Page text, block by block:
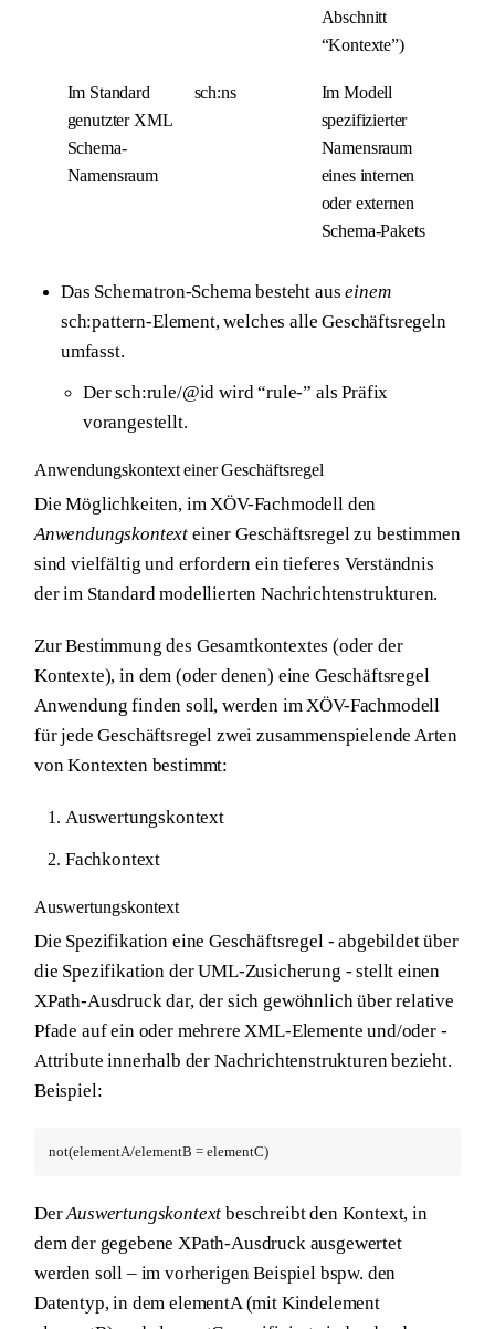
Abschnitt
“Kontexte”)
Im Standard
genutzter XML
Schema-
Namensraum
sch:ns
Im Modell
spezifizierter
Namensraum
eines internen
oder externen
Schema-Pakets
Das Schematron-Schema besteht auseinem
sch:pattern-Element, welches alle Geschäftsregeln
umfasst.
Der sch:rule/@id wird “rule-” als Präfix
vorangestellt.
Anwendungskontext einer Geschäftsregel
Die Möglichkeiten, im XÖV-Fachmodell den
Anwendungskontext einer Geschäftsregel zu bestimmen
sind vielfältig und erfordern ein tieferes Verständnis
der im Standard modellierten Nachrichtenstrukturen.
Zur Bestimmung des Gesamtkontextes (oder der
Kontexte), in dem (oder denen) eine Geschäftsregel
Anwendung finden soll, werden im XÖV-Fachmodell
für jede Geschäftsregel zwei zusammenspielende Arten
von Kontexten bestimmt:
Auswertungskontext
Fachkontext
Auswertungskontext
Die Spezifikation eine Geschäftsregel - abgebildet über
die Spezifikation der UML-Zusicherung - stellt einen
XPath-Ausdruck dar, der sich gewöhnlich über relative
Pfade auf ein oder mehrere XML-Elemente und/oder -
Attribute innerhalb der Nachrichtenstrukturen bezieht.
Beispiel:
not(elementA/elementB = elementC)
DerAuswertungskontext beschreibt den Kontext, in
dem der gegebene XPath-Ausdruck ausgewertet
werden soll – im vorherigen Beispiel bspw. den
Datentyp, in dem elementA (mit Kindelement